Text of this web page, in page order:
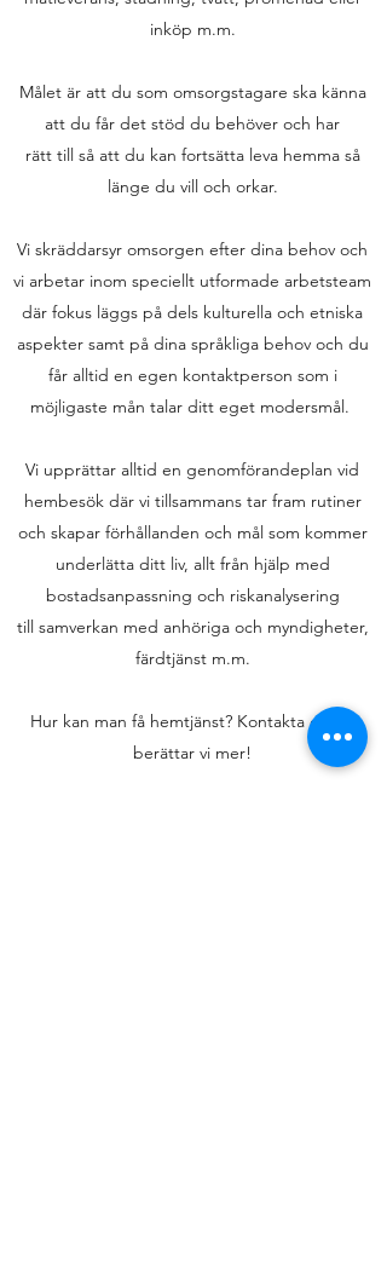
inköp m.m.
Målet är att du som omsorgstagare ska känna
att du får det stöd du behöver och har
rätt till så att du kan fortsätta leva hemma så
länge du vill och orkar.
Vi skräddarsyr omsorgen efter dina behov och
vi arbetar inom speciellt utformade arbetsteam
där fokus läggs på dels kulturella och etniska
aspekter samt på dina språkliga behov och du
får alltid en egen kontaktperson som i
möjligaste mån talar ditt eget modersmål.
Vi upprättar alltid en genomförandeplan vid
hembesök där vi tillsammans tar fram rutiner
och skapar förhållanden och mål som kommer
underlätta ditt liv, allt från hjälp med
bostadsanpassning och riskanalysering
till samverkan med anhöriga och myndigheter,
färdtjänst m.m.
Hur kan man få hemtjänst? Kontakta oss så
berättar vi mer!